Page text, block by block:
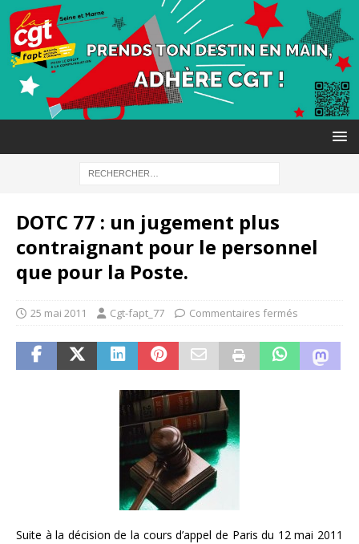
DOTC 77 : un jugement plus
contraignant pour le personnel
que pour la Poste.
25 mai 2011 Cgt-fapt_77 Commentaires fermés
Suite à la décision de la cours d’appel de Paris du 12 mai 2011